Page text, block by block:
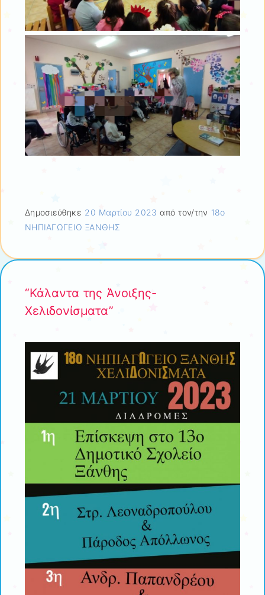
Δημοσιεύθηκε 20 Μαρτίου 2023 από τον/την 18ο
ΝΗΠΙΑΓΩΓΕΙΟ ΞΑΝΘΗΣ
“Κάλαντα της Άνοιξης-
Χελιδονίσματα”